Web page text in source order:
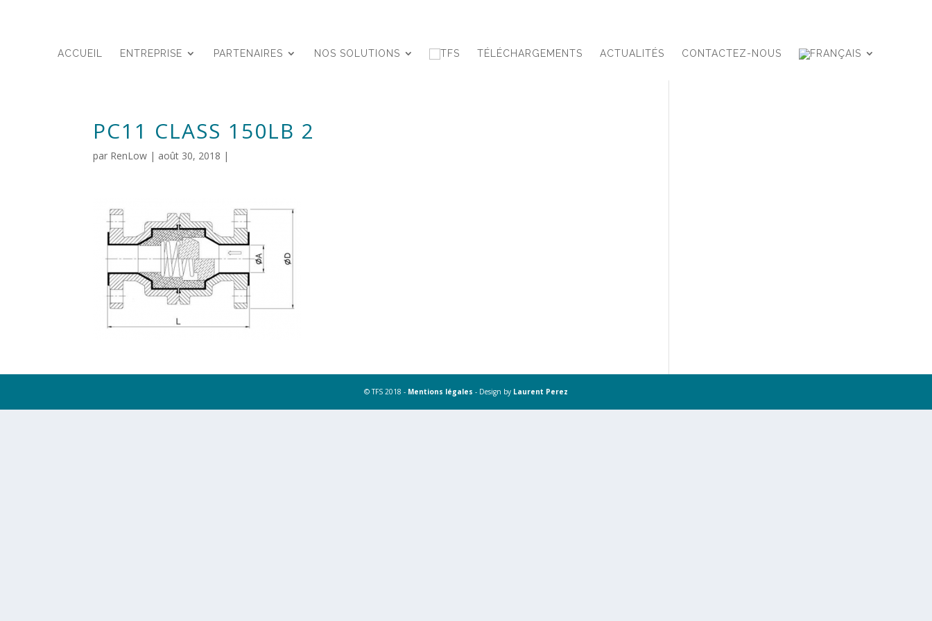
ACCUEIL ENTREPRISE PARTENAIRES NOS SOLUTIONS TÉLÉCHARGEMENTS ACTUALITÉS CONTACTEZ-NOUS
PC11 CLASS 150LB 2
par RenLow | août 30, 2018 |
© TFS 2018 - Mentions légales - Design by Laurent Perez